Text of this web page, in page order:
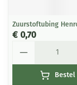
Zuurstoftubing
€ 0,70
Bestel